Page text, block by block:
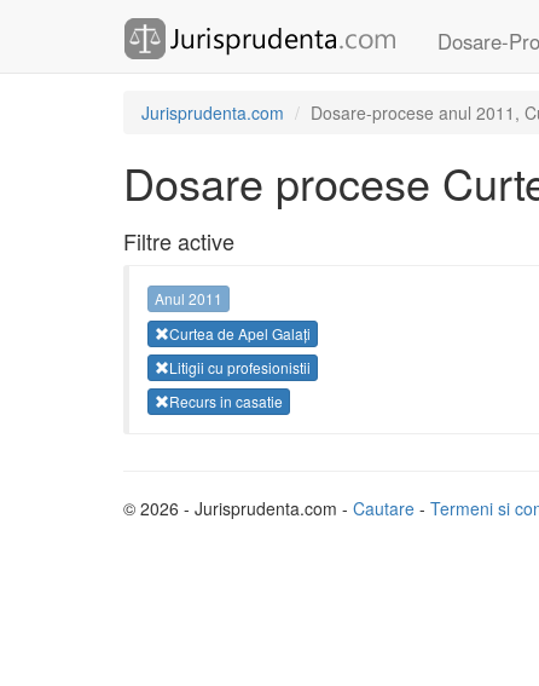
Dosare-
Jurisprudenta.com Dosare-procese anul 2011,
Dosare procese
Filtre active
Anul 2011
Curtea de Apel Galați
Litigii cu profesionistii
Recurs in casatie
© 2026 - Jurisprudenta.com - Cautare - Termeni si